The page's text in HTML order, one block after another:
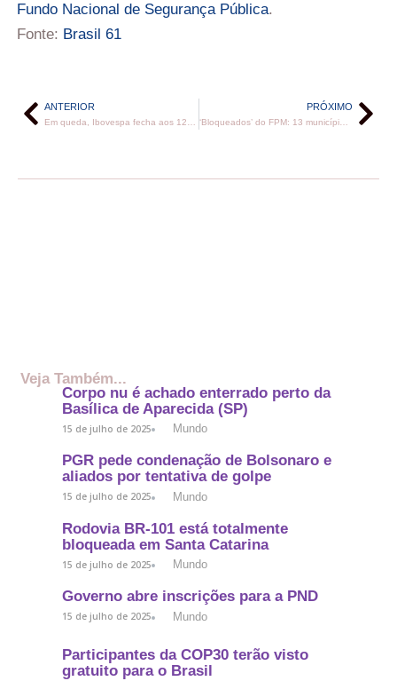
Fundo Nacional de Segurança Pública.
Fonte: Brasil 61
ANTERIOR PRÓXIMO
‘Bloqueados’ do FPM: 13 municípios estão impedidos de receber recursos do fundo há mais de um mês
Veja Também...
Corpo nu é achado enterrado perto da
Basílica de Aparecida (SP)
15 de julho de 2025 Mundo
PGR pede condenação de Bolsonaro e
aliados por tentativa de golpe
15 de julho de 2025 Mundo
Rodovia BR-101 está totalmente
bloqueada em Santa Catarina
15 de julho de 2025 Mundo
Governo abre inscrições para a PND
15 de julho de 2025 Mundo
Participantes da COP30 terão visto
gratuito para o Brasil